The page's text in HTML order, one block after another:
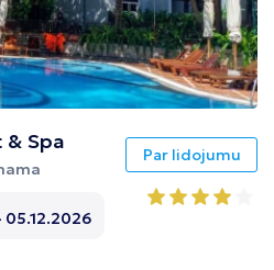
& Spa
05.12.2026
Par lidojumu